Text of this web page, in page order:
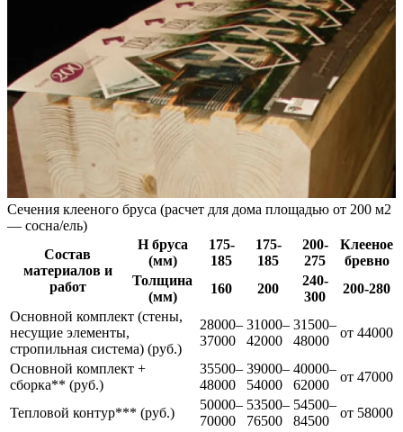
Сечения клееного бруса (расчет для дома площадью от 200 м2
— сосна/ель)
Состав
материалов и
работ
Н бруса
(мм)
175-
185
175-
185
200-
275
Клееное
бревно
Толщина
(мм)
160 200
240-
300
200-280
Основной комплект (стены,
несущие элементы,
стропильная система) (руб.)
28000–
37000
31000–
42000
31500–
48000
от 44000
Основной комплект +
сборка** (руб.)
35500–
48000
39000–
54000
40000–
62000
от 47000
Тепловой контур*** (руб.)
50000–
70000
53500–
76500
54500–
84500
от 58000